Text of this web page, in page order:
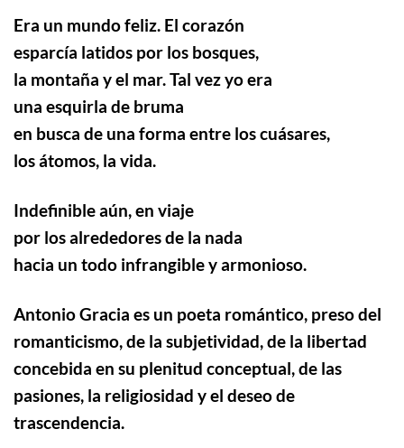
Era un mundo feliz. El corazón
esparcía latidos por los bosques,
la montaña y el mar. Tal vez yo era
una esquirla de bruma
en busca de una forma entre los cuásares,
los átomos, la vida.
Indefinible aún, en viaje
por los alrededores de la nada
hacia un todo infrangible y armonioso.
Antonio Gracia es un poeta romántico, preso del
romanticismo, de la subjetividad, de la libertad
concebida en su plenitud conceptual, de las
pasiones, la religiosidad y el deseo de
trascendencia.